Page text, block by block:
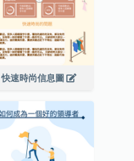
快速時尚信息圖